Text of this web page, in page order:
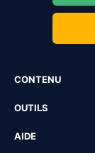
CONTENU
OUTILS
AIDE